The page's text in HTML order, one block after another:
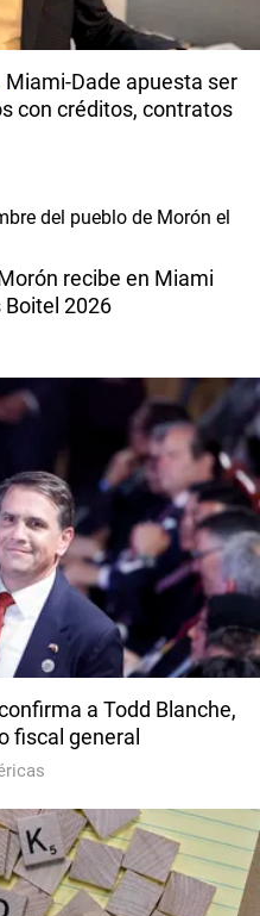
Miami-Dade apuesta ser
con créditos, contratos
recibe en Miami
Boitel 2026
a Todd Blanche,
fiscal general